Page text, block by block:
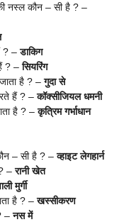
नस्ल कौन – सी है ? –
? –डाकिग
? –सियरिंग
है ? –गुदा से
हैं ? –कॉक्सीजियल धमनी
है ? –कृत्रिम गर्भाधान
– सी है ? –व्हाइट लेगहार्न
? –रानी खेत
मुर्गी
है ? –खस्सीकरण
–नस में